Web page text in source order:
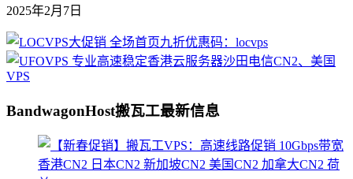
2025年2月7日
BandwagonHost搬瓦工最新信息